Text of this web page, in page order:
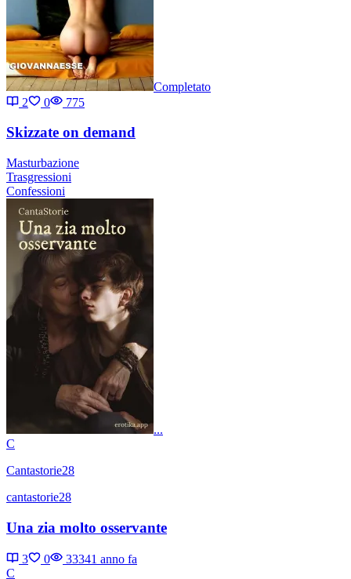
Completato
2
0 775
Skizzate on demand
Masturbazione
Trasgressioni
Confessioni
...
C
Cantastorie28
cantastorie28
Una zia molto osservante
3 0 33341 anno fa
C